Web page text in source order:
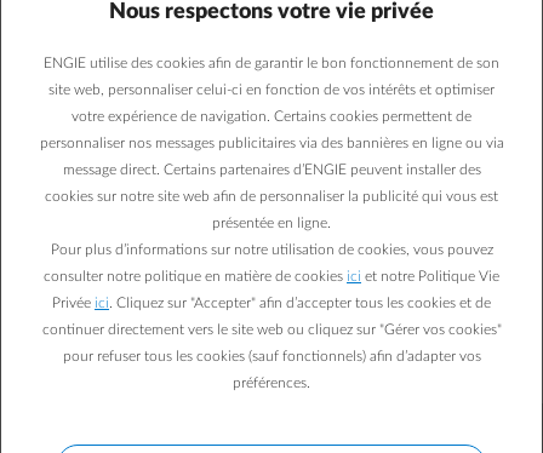
Comparatif de 4 batteries
domestiques
Stocker le surplus d’énergie solaire produite par vos
panneaux solaires? C’est possible grâce à une batterie
domestique. Mais laquelle choisir ? Solax Triple Power, LG
Chem, Huawei Luna2000, SonnenBatterie, on a comparé.
Nous respectons votre vie privée
ENGIE utilise des cookies afin de garantir le bon fonctionnement de son
site web, personnaliser celui-ci en fonction de vos intérêts et optimiser
votre expérience de navigation. Certains cookies permettent de
personnaliser nos messages publicitaires via des bannières en ligne ou via
message direct. Certains partenaires d’ENGIE peuvent installer des
cookies sur notre site web afin de personnaliser la publicité qui vous est
présentée en ligne.
Pour plus d’informations sur notre utilisation de cookies, vous pouvez
consulter notre politique en matière de cookies ici et notre Politique Vie
Privée ici . Cliquez sur "Accepter" afin d’accepter tous les cookies et de
continuer directement vers le site web ou cliquez sur "Gérer vos cookies"
pour refuser tous les cookies (sauf fonctionnels) afin d’adapter vos
préférences.